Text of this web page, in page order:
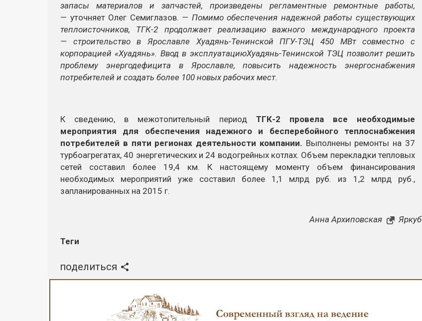
запасы материалов и запчастей, произведены регламентные ремонтные работы,
— уточняет Олег Семиглазов. — Помимо обеспечения надежной работы существующих
теплоисточников, ТГК-2 продолжает реализацию важного международного проекта
— строительство в Ярославле Хуадянь-Тенинской ПГУ-ТЭЦ 450 МВт совместно с
корпорацией «Хуадянь». Ввод в эксплуатациюХуадянь-Тенинской ТЭЦ позволит решить
проблему энергодефицита в Ярославле, повысить надежность энергоснабжения
потребителей и создать более 100 новых рабочих мест.
К сведению, в межотопительный период ТГК-2 провела все необходимые
мероприятия для обеспечения надежного и бесперебойного теплоснабжения
потребителей в пяти регионах деятельности компании. Выполнены ремонты на 37
турбоагрегатах, 40 энергетических и 24 водогрейных котлах. Объем перекладки тепловых
сетей составил более 19,4 км. К настоящему моменту объем финансирования
необходимых мероприятий уже составил более 1,1 млрд руб. из 1,2 млрд руб.,
запланированных на 2015 г.
Анна Архиповская Яркуб
Теги
поделиться